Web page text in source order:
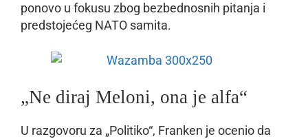
ponovo u fokusu zbog bezbednosnih pitanja i
predstojećeg NATO samita.
„Ne diraj Meloni, ona je alfa“
U razgovoru za „Politiko“, Franken je ocenio da